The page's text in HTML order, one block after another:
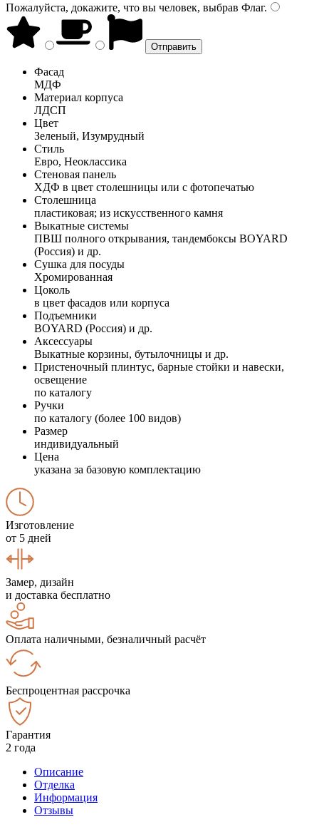
Пожалуйста, докажите, что вы человек, выбрав Флаг.
Фасад
МДФ
Материал корпуса
ЛДСП
Цвет
Зеленый, Изумрудный
Стиль
Евро, Неоклассика
Стеновая панель
ХДФ в цвет столешницы или с фотопечатью
Столешница
пластиковая; из искусственного камня
Выкатные системы
ПВШ полного открывания, тандембоксы BOYARD
(Россия) и др.
Сушка для посуды
Хромированная
Цоколь
в цвет фасадов или корпуса
Подъемники
BOYARD (Россия) и др.
Аксессуары
Выкатные корзины, бутылочницы и др.
Пристеночный плинтус, барные стойки и навески,
освещение
по каталогу
Ручки
по каталогу (более 100 видов)
Размер
индивидуальный
Цена
указана за базовую комплектацию
Изготовление
от 5 дней
Замер, дизайн
и доставка бесплатно
Оплата наличными, безналичный расчёт
Беспроцентная рассрочка
Гарантия
2 года
Описание
Отделка
Информация
Отзывы